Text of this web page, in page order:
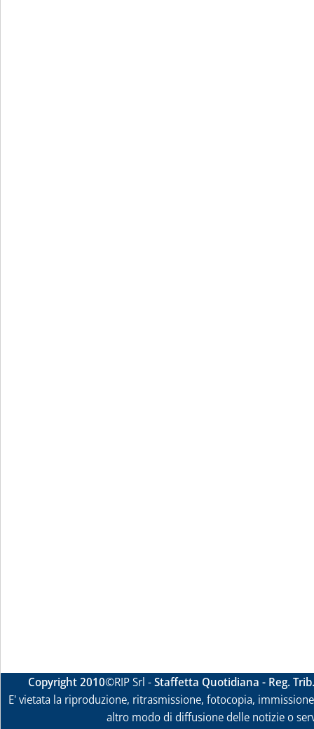
Copyright 2010©RIP Srl -Staffetta Quotidiana - Reg.
E' vietata la riproduzione, ritrasmissione, fotocopia,
altro modo di diffusione delle notizie o